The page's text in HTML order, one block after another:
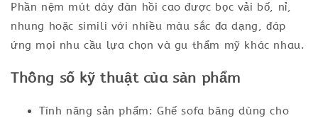
Phần nệm mút dày đàn hồi cao được bọc vải bố, nỉ,
nhung hoặc simili với nhiều màu sắc đa dạng, đáp
ứng mọi nhu cầu lựa chọn và gu thẩm mỹ khác nhau.
Thông số kỹ thuật của sản phẩm
Tính năng sản phẩm: Ghế sofa băng dùng cho